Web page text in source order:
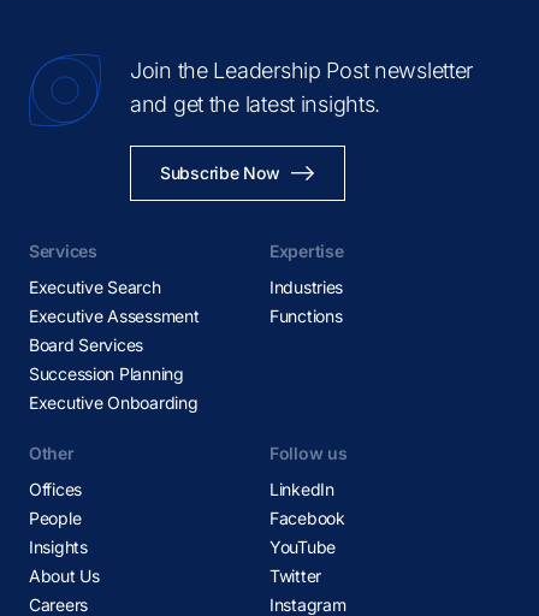
Join the Leadership Post newsletter
and get the latest insights.
Subscribe Now
Services
Executive Search
Executive Assessment
Board Services
Succession Planning
Executive Onboarding
Expertise
Industries
Functions
Other
Offices
People
Insights
About Us
Careers
Follow us
LinkedIn
Facebook
YouTube
Twitter
Instagram